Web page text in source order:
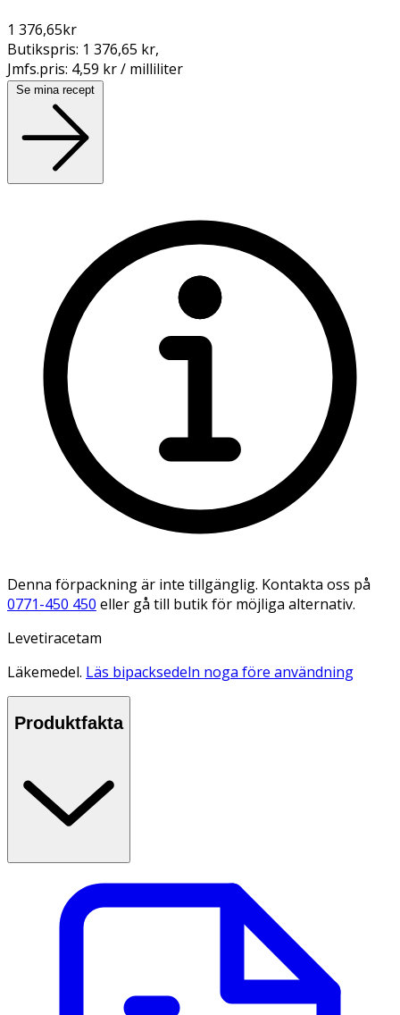
1 376,65kr
Butikspris: 1 376,65 kr,
Jmfs.pris: 4,59 kr / milliliter
Se mina recept
Denna förpackning är inte tillgänglig. Kontakta oss på
0771-450 450 eller gå till butik för möjliga alternativ.
Levetiracetam
Läkemedel. Läs bipacksedeln noga före användning
Produktfakta